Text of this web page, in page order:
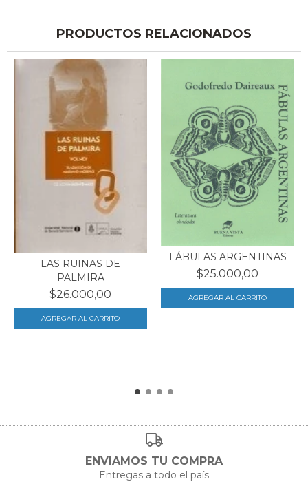
PRODUCTOS RELACIONADOS
LAS RUINAS DE
PALMIRA
$26.000,00
FÁBULAS ARGENTINAS
$25.000,00
ENVIAMOS TU COMPRA
Entregas a todo el país